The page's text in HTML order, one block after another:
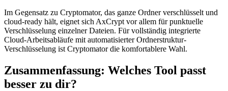
Im Gegensatz zu Cryptomator, das ganze Ordner verschlüsselt und
cloud-ready hält, eignet sich AxCrypt vor allem für punktuelle
Verschlüsselung einzelner Dateien. Für vollständig integrierte
Cloud-Arbeitsabläufe mit automatisierter Ordnerstruktur-
Verschlüsselung ist Cryptomator die komfortablere Wahl.
Zusammenfassung: Welches Tool passt
besser zu dir?